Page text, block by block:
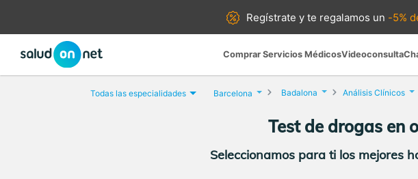
Regístrate yte regalamos un -5%
Comprar Servicios MédicosVideoconsulta
Todas las especialidades Barcelona Badalona Análisis Clínicos
Test de drogas en
Seleccionamos para ti los mejores